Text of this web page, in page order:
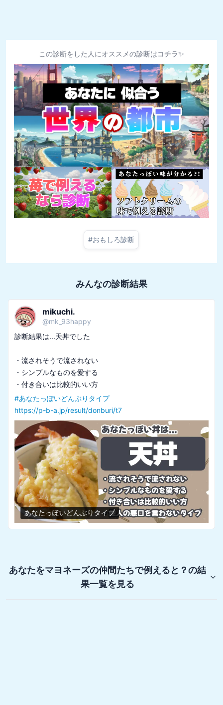
この診断をした人にオススメの診断はコチラ✨
#おもしろ診断
みんなの診断結果
mikuchi.
@mk_93happy
診断結果は...天丼でした
・流されそうで流されない
・シンプルなものを愛する
・付き合いは比較的いい方
#あなたっぽいどんぶりタイプ
https://p-b-a.jp/result/donburi/t7
あなたっぽいどんぶりタイプ
あなたをマヨネーズの仲間たちで例えると？の結
果一覧を見る